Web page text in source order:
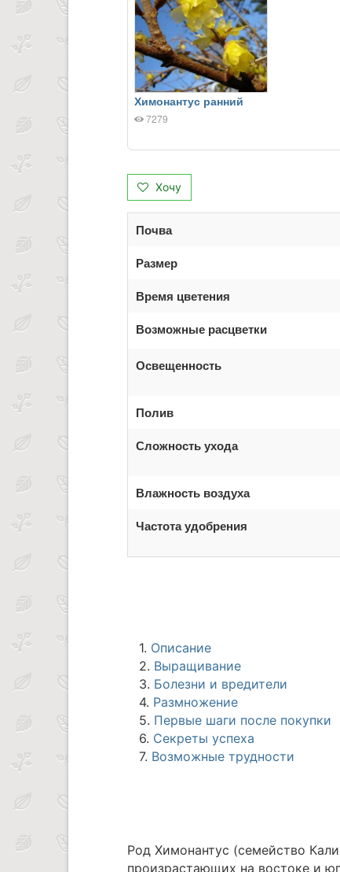
Химонантус ранний
7279
Хочу
Почва
Размер
Время цветения
Возможные расцветки
Освещенность
Полив
Сложность ухода
Влажность воздуха
Частота удобрения
1. Описание
2. Выращивание
3. Болезни и вредители
4. Размножение
5. Первые шаги после покупки
6. Секреты успеха
7. Возможные трудности
Род Химонантус (семейство
произрастающих на востоке и